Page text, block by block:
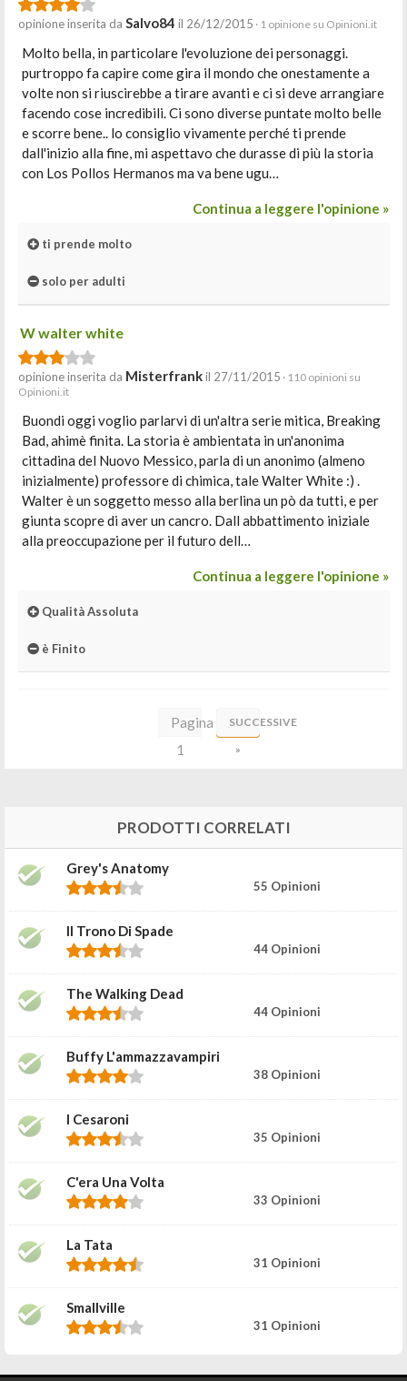
opinione inserita da Salvo84 il 26/12/2015 · 1 opinione su Opinioni.it
Molto bella, in particolare l'evoluzione dei personaggi.
purtroppo fa capire come gira il mondo che onestamente a
volte non si riuscirebbe a tirare avanti e ci si deve arrangiare
facendo cose incredibili. Ci sono diverse puntate molto belle
e scorre bene.. lo consiglio vivamente perché ti prende
dall'inizio alla fine, mi aspettavo che durasse di più la storia
con Los Pollos Hermanos ma va bene ugu…
Continua a leggere l'opinione »
ti prende molto
solo per adulti
W walter white
opinione inserita da Misterfrankil 27/11/2015 · 110 opinioni su
Opinioni.it
Buondi oggi voglio parlarvi di un'altra serie mitica, Breaking
Bad, ahimè finita. La storia è ambientata in un'anonima
cittadina del Nuovo Messico, parla di un anonimo (almeno
inizialmente) professore di chimica, tale Walter White :) .
Walter è un soggetto messo alla berlina un pò da tutti, e per
giunta scopre di aver un cancro. Dall abbattimento iniziale
alla preoccupazione per il futuro dell…
Continua a leggere l'opinione »
Qualità Assoluta
è Finito
Pagina
1
SUCCESSIVE
»
PRODOTTI CORRELATI
Grey's Anatomy
55 Opinioni
Il Trono Di Spade
44 Opinioni
The Walking Dead
44 Opinioni
Buffy L'ammazzavampiri
38 Opinioni
I Cesaroni
35 Opinioni
C'era Una Volta
33 Opinioni
La Tata
31 Opinioni
Smallville
31 Opinioni